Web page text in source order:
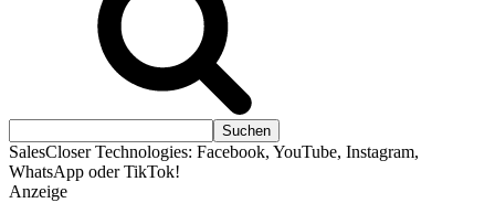
SalesCloser Technologies: Facebook, YouTube, Instagram,
WhatsApp oder TikTok!
Anzeige